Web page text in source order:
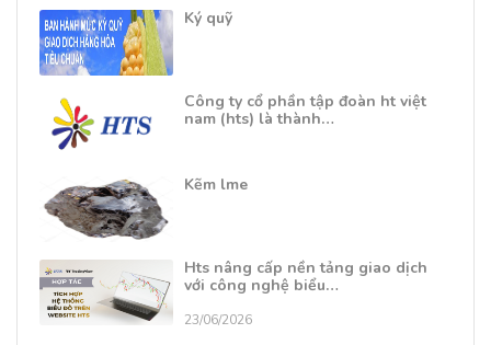
Ký quỹ
Công ty cổ phần tập đoàn ht việt
nam (hts) là thành…
Kẽm lme
Hts nâng cấp nền tảng giao dịch
với công nghệ biểu…
23/06/2026